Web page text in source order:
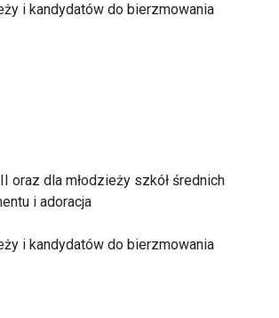
i kandydatów do bierzmowania
oraz dla młodzieży szkół średnich
i adoracja
i kandydatów do bierzmowania